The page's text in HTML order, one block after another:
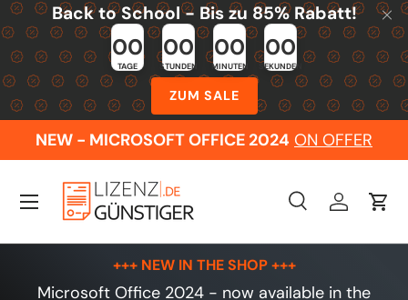
Skip to content
Back to School - Bis zu 85% Rabatt!
00
TAGE
00
STUNDEN
00
MINUTEN
00
SEKUNDEN
ZUM SALE
NEW - MICROSOFT OFFICE 2024 ON OFFER
Search
SearchLog inCart
Menu
+++ NEW IN THE SHOP +++
Microsoft Office 2024 - now available in the